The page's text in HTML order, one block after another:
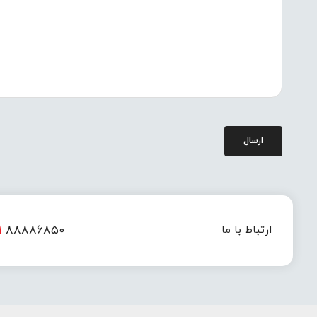
ارسال
ارتباط با ما ۸۸۸۸۶۸۵۰